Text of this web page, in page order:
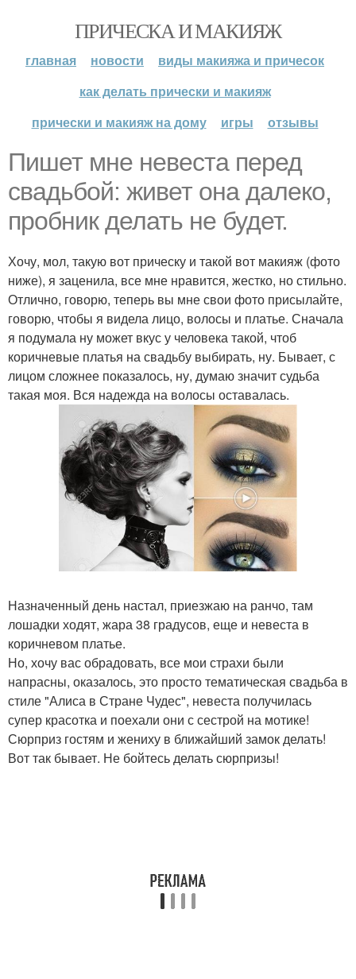
ПРИЧЕСКА И МАКИЯЖ
главная новости
виды макияжа и причесок
как делать прически и макияж
прически и макияж на дому
игры отзывы
Пишет мне невеста перед
свадьбой: живет она далеко,
пробник делать не будет.
Хочу, мол, такую вот прическу и такой вот макияж (фото
ниже), я заценила, все мне нравится, жестко, но стильно.
Отлично, говорю, теперь вы мне свои фото присылайте,
говорю, чтобы я видела лицо, волосы и платье. Сначала
я подумала ну может вкус у человека такой, чтоб
коричневые платья на свадьбу выбирать, ну. Бывает, с
лицом сложнее показалось, ну, думаю значит судьба
такая моя. Вся надежда на волосы оставалась.
Назначенный день настал, приезжаю на ранчо, там
лошадки ходят, жара 38 градусов, еще и невеста в
коричневом платье.
Но, хочу вас обрадовать, все мои страхи были
напрасны, оказалось, это просто тематическая свадьба в
стиле "Алиса в Стране Чудес", невеста получилась
супер красотка и поехали они с сестрой на мотике!
Сюрприз гостям и жениху в ближайший замок делать!
Вот так бывает. Не бойтесь делать сюрпризы!